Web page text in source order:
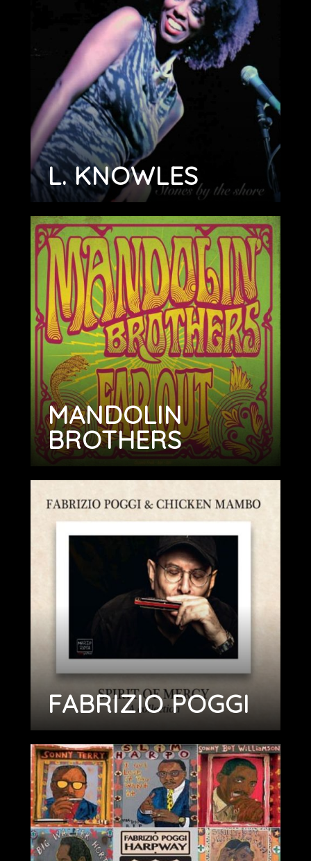
L. KNOWLES
MANDOLIN
BROTHERS
FABRIZIO POGGI